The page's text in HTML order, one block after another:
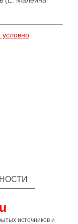
условно
источников и